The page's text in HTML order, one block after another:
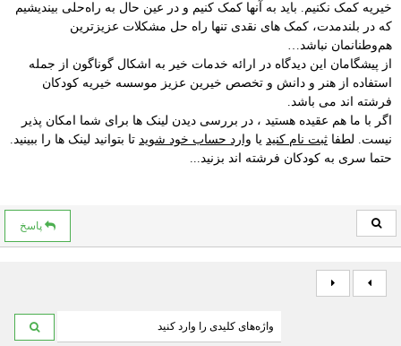
خیریه کمک نکنیم. باید به آنها کمک کنیم و در عین حال به راه‌حلی بیندیشیم
که در بلندمدت، کمک های نقدی تنها راه حل مشکلات عزیزترین
هم‌وطنانمان نباشد…
از پیشگامان این دیدگاه در ارائه خدمات خیر به اشکال گوناگون از جمله
استفاده از هنر و دانش و تخصص خیرین عزیز موسسه خیریه کودکان
فرشته اند می باشد.
اگر با ما هم عقیده هستید ، در بررسی دیدن لینک ها برای شما امکان پذیر
نیست. لطفا ثبت نام کنید یا وارد حساب خود شوید تا بتوانید لینک ها را ببینید.
حتما سری به کودکان فرشته اند بزنید...
پاسخ